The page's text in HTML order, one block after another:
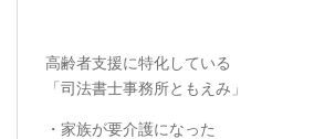
高齢者支援に特化している
「司法書士事務所ともえみ」
・家族が要介護になった